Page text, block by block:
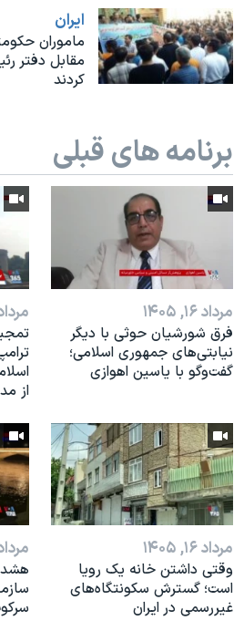
نرگس محمدی برنده جایزه نوبل صلح
همایش محافظه‌کاران آمریکا «سی‌پک»
سفر پرزیدنت ترامپ به چین
ايران
ماموران
مقابل دفتر
کردند
برنامه های قبلی
مرداد ۱۶, ۱۴۰۵
فرق شورشیان حوثی با دیگر
نیابتی‌های جمهوری اسلامی؛
گفت‌وگو با یاسین اهوازی
مرداد ۱۶,
از
مرداد ۱۶, ۱۴۰۵
وقتی داشتن خانه یک رویا
است؛ گسترش سکونتگاه‌های
غیررسمی در ایران
مرداد ۱۶,